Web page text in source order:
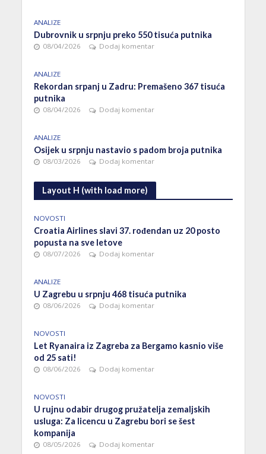
ANALIZE
Dubrovnik u srpnju preko 550 tisuća putnika
08/04/2026 Dodaj komentar
ANALIZE
Rekordan srpanj u Zadru: Premašeno 367 tisuća
putnika
08/04/2026 Dodaj komentar
ANALIZE
Osijek u srpnju nastavio s padom broja putnika
08/03/2026 Dodaj komentar
Layout H (with load more)
NOVOSTI
Croatia Airlines slavi 37. rođendan uz 20 posto
popusta na sve letove
08/07/2026 Dodaj komentar
ANALIZE
U Zagrebu u srpnju 468 tisuća putnika
08/06/2026 Dodaj komentar
NOVOSTI
Let Ryanaira iz Zagreba za Bergamo kasnio više
od 25 sati!
08/06/2026 Dodaj komentar
NOVOSTI
U rujnu odabir drugog pružatelja zemaljskih
usluga: Za licencu u Zagrebu bori se šest
kompanija
08/05/2026 Dodaj komentar